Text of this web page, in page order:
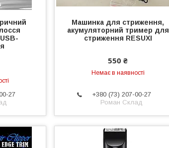
27
Машинка для стриження,
акумуляторний тример для
стриження RESUXI
550 ₴
Немає в наявності
+380 (73) 207-00-27
Роман Склад